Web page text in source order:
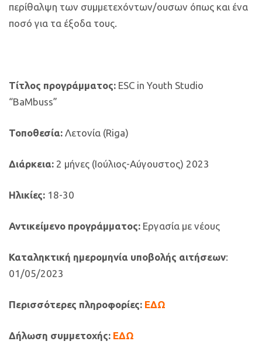
περίθαλψη των συμμετεχόντων/ουσων όπως και ένα
ποσό για τα έξοδα τους.
Τίτλος προγράμματος: ESC in Youth Studio
“BaMbuss”
Τοποθεσία: Λετονία (Riga)
Διάρκεια: 2 μήνες (Ιούλιος-Αύγουστος) 2023
Ηλικίες: 18-30
Αντικείμενο προγράμματος: Εργασία με νέους
Καταληκτική ημερομηνία υποβολής αιτήσεων:
01/05/2023
Περισσότερες πληροφορίες: ΕΔΩ
Δήλωση συμμετοχής: ΕΔΩ